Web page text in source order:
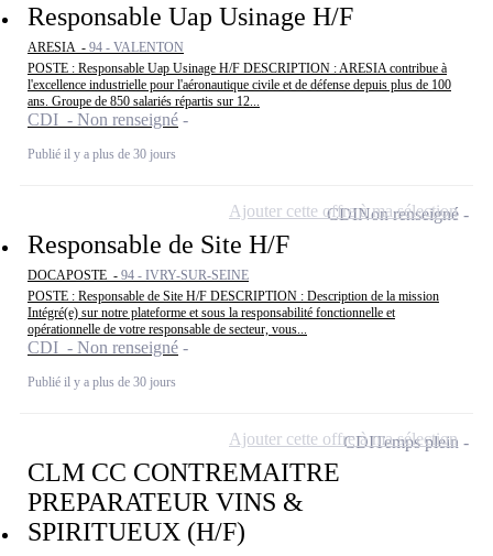
Responsable Uap Usinage H/F
ARESIA - 94 - VALENTON
POSTE : Responsable Uap Usinage H/F DESCRIPTION : ARESIA contribue à
l'excellence industrielle pour l'aéronautique civile et de défense depuis plus de 100
ans. Groupe de 850 salariés répartis sur 12...
CDI - Non renseigné
Publié il y a plus de 30 jours
Responsable de Site H/F
DOCAPOSTE - 94 - IVRY-SUR-SEINE
POSTE : Responsable de Site H/F DESCRIPTION : Description de la mission
Intégré(e) sur notre plateforme et sous la responsabilité fonctionnelle et
opérationnelle de votre responsable de secteur, vous...
CDI - Non renseigné
Publié il y a plus de 30 jours
CDINon renseigné
Ajouter cette offre à ma sélection
CLM CC CONTREMAITRE
PREPARATEUR VINS &
SPIRITUEUX (H/F)
CDITemps plein
Ajouter cette offre à ma sélection